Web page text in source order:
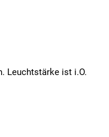
Leuchtstärke ist i.O.